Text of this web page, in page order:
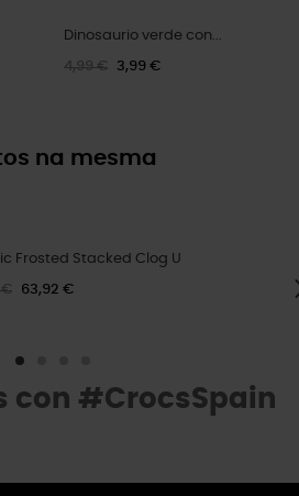
Dinosaurio verde con...
4,99 € 3,99 €
na mesma
Frosted Stacked Clog U
€ 63,92 €
con #CrocsSpain